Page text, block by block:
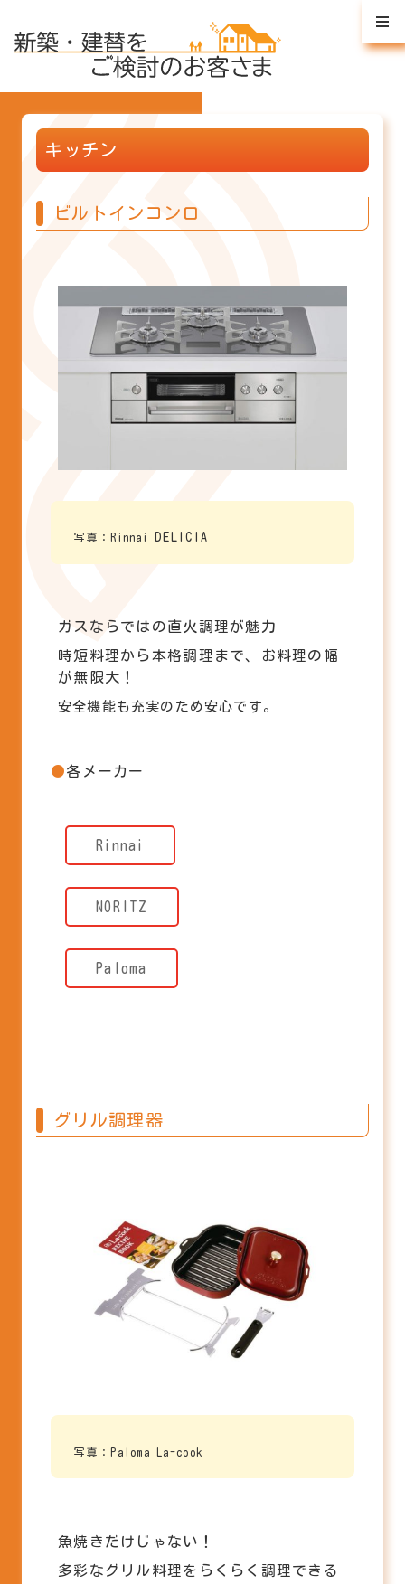
キッチン
ビルトインコンロ
写真：Rinnai DELICIA
ガスならではの直火調理が魅力
時短料理から本格調理まで、お料理の幅
が無限大！
安全機能も充実のため安心です。
各メーカー
Rinnai
NORITZ
Paloma
グリル調理器
写真：Paloma La-cook
魚焼きだけじゃない！
多彩なグリル料理をらくらく調理できる